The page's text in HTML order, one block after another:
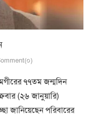
৭৭তম জন্মদিন
(২৬ জানুয়ারি)
জানিয়েছেন পরিবারের